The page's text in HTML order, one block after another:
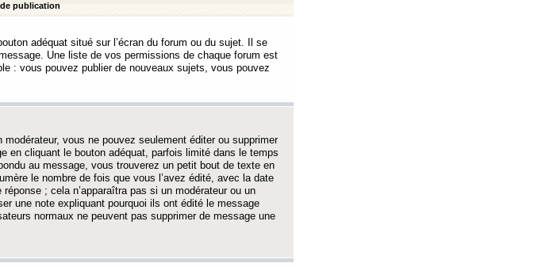
publication
adéquat situé sur l’écran du forum ou du sujet. Il se
Une liste de vos permissions de chaque forum est
: vous pouvez publier de nouveaux sujets, vous pouvez
vous ne pouvez seulement éditer ou supprimer
en cliquant le bouton adéquat, parfois limité dans le temps
au message, vous trouverez un petit bout de texte en
le nombre de fois que vous l’avez édité, avec la date
; cela n’apparaîtra pas si un modérateur ou un
une note expliquant pourquoi ils ont édité le message
normaux ne peuvent pas supprimer de message une